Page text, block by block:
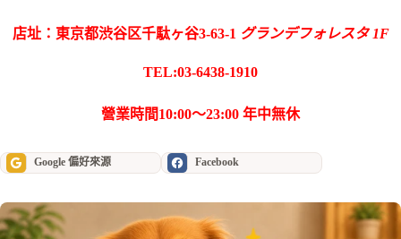
店址：東京都渋谷区千駄ヶ谷3-63-1 グランデフォレスタ 1F
TEL:03-6438-1910
營業時間10:00～23:00 年中無休
Google 偏好來源 Facebook